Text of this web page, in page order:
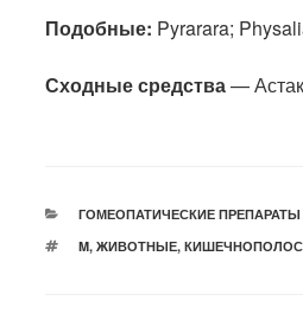
Подобные: Pyrarara;
Сходные средства—
РУБРИКИ
ГОМЕОПАТИЧЕСКИЕ ПРЕПАРАТЫ
МЕТКИ
M, ЖИВОТНЫЕ,